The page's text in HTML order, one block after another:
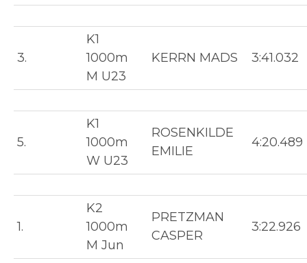
3.
K1
1000m
M U23
KERRN MADS 3:41.032
5.
K1
1000m
W U23
ROSENKILDE
EMILIE
4:20.489
1.
K2
1000m
M Jun
PRETZMAN
CASPER
3:22.926